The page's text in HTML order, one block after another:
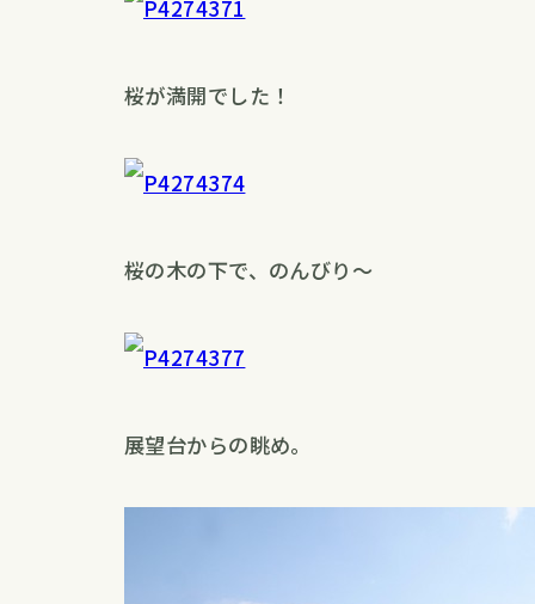
桜が満開でした！
桜の木の下で、のんびり〜
展望台からの眺め。